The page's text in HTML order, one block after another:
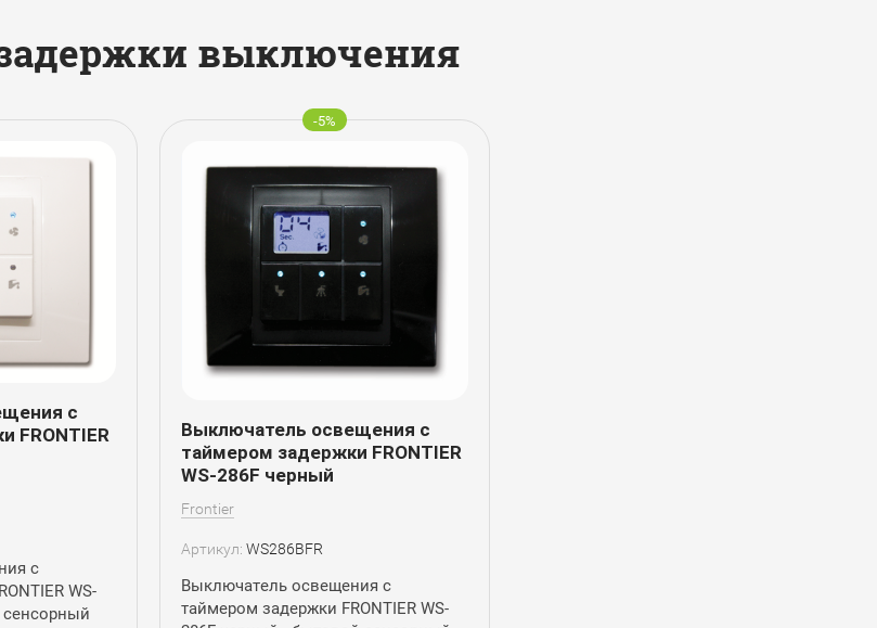
выключения
с
FRONTIER
с
WS-
-5%
Выключатель освещения с
таймером задержки FRONTIER
WS-286F черный
Frontier
Артикул: WS286BFR
Выключатель освещения с
таймером задержки FRONTIER WS-